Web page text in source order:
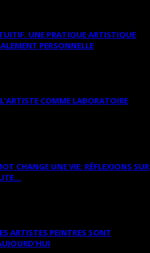
UNE PRATIQUE ARTISTIQUE
PERSONNELLE
L’ARTISTE COMME LABORATOIRE
CHANGE UNE VIE: RÉFLEXIONS SUR
ARTISTES PEINTRES SONT